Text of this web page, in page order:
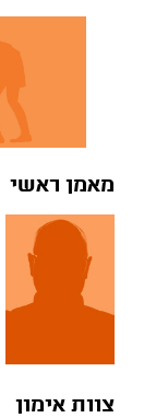
מאמן ראשי
צוות אימון